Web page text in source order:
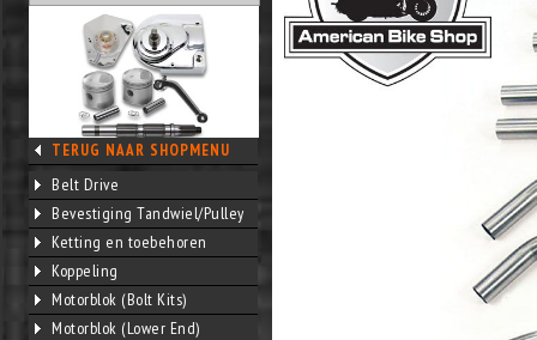
TERUG NAAR SHOPMENU
Belt Drive
Bevestiging Tandwiel/Pulley
Ketting en toebehoren
Koppeling
Motorblok (Bolt Kits)
Motorblok (Lower End)